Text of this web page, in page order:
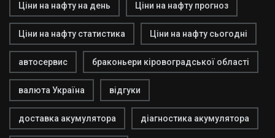
Ціни на нафту на день Ціни на нафту прогноз
Ціни на нафту статистика Ціни на нафту сьогодні
автосервис браконьери кіровоградської області
валюта Україна відгуки
доставка акумулятора діагностика акумулятора